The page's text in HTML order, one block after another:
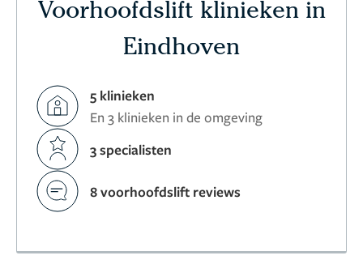
Voorhoofdslift klinieken in
Eindhoven
5 klinieken
En 3 klinieken in de omgeving
3 specialisten
8 voorhoofdslift reviews